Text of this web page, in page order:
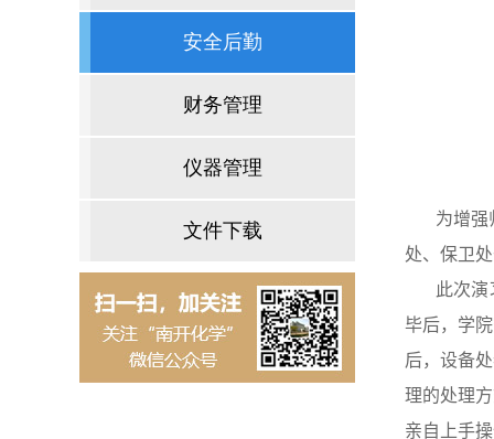
安全后勤
财务管理
仪器管理
文件下载
为增强
处、保卫
此次演
毕后，学
后，设备
理的处理
亲自上手